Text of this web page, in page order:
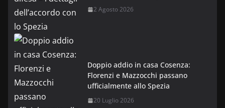
2 Agosto 2026
Doppio addio in casa Cosenza:
Florenzi e Mazzocchi passano
ufficialmente allo Spezia
20 Luglio 2026